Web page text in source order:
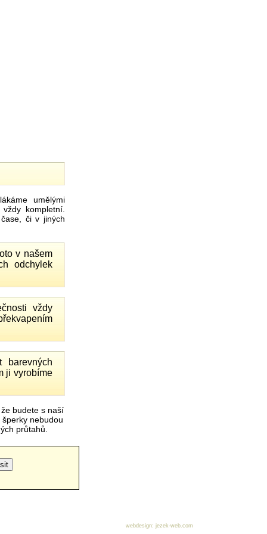
umělými
kompletní.
či v jiných
v našem
odchylek
vždy
ji vyrobíme
budete s naší
nebudou
průtahů.
webdesign: jezek-web.com